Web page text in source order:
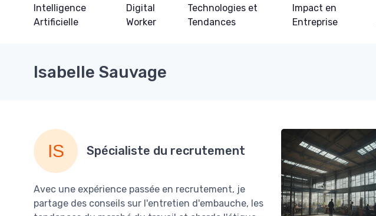
Intelligence
Artificielle
Digital
Worker
Technologies et
Tendances
Impact en
Entreprise
Isabelle Sauvage
Spécialiste du recrutement
Avec une expérience passée en recrutement, je
partage des conseils sur l'entretien d'embauche, les